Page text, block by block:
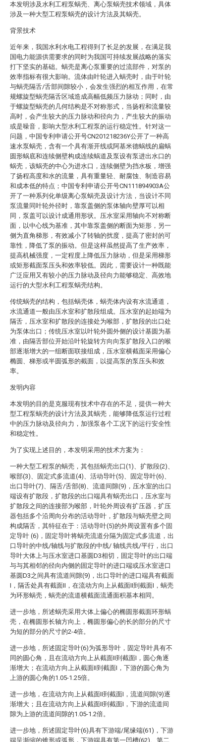
本发明涉及水利工程泵蜗壳、离心泵蜗壳技术领域，具体
涉及一种大型工程泵蜗壳的设计方法及其蜗壳。
背景技术
近年来，我国水利水电工程得到了长足的发展，在满足我
国电力能源供需要求的同时为我国可持续发展战略的落实
打下坚实的基础。蜗壳是离心泵重要的过流部件，对泵的
效率指标有很大影响。流体由叶轮进入蜗壳时，由于叶轮
与蜗壳隔舌/舌部间隙较小，会发生强烈的相互作用，在常
规螺旋型蜗壳隔舌区域造成高幅低频压力脉动；同时，由
于螺旋型蜗壳的几何结构是不对称形式，当扬程和流量较
高时，会产生较大的压力脉动和径向力，产生较大的振动
或是噪音，影响大型水利工程泵的运行稳定性。针对这一
问题，中国专利申请公开号CN201218236Y公开了一种高
速水泵蜗壳，含有一个具有渐开线或阿基米德蜗线的扁蜗
圆形蜗底和连续侧壁构成连续蜗道及泵设有泵进出水口的
蜗壳，该蜗壳的中心为进水口，连续侧壁为挡水板，增强
了扬程高度和水的流量，具有重量轻、耐腐蚀、制造容易
和成本低的特点；中国专利申请公开号CN111894903A公
开了一种系列化单级离心泵蜗壳及设计方法，当设计不同
泵流量同叶轮外径时，靠泵盖侧的泵体轴向壁厚可以相
同，泵盖可以设计成通用形状。压水室采用轴向不对称断
面，以中心线为基准，其中靠泵盖侧的断面为矩形，另一
侧为直角梯形，有效减小了转轴的扰度，提高了密封的可
靠性，降低了泵的振动。但是这样虽然提高了生产效率，
提高机械强度，一定程度上降低压力脉动，但是采用梯形
或矩形截面泵压头和效率较低。因此，需要设计一种既能
广泛应用又有较小的压力脉动及径向力能够稳定、高效地
运行的大型水利工程泵蜗壳结构。
传统蜗壳的结构，包括蜗壳体，蜗壳体内设有水流通道，
水流通道一般由压水室和扩散段组成。压水室的起始端为
隔舌，压水室和扩散段的连接处为喉部，扩散段的出口处
为泵体出口；传统压水室以叶轮外圆外侧的设计基圆为基
准，由隔舌部位开始沿叶轮旋转方向向泵扩散段入口的喉
部逐渐增大的一组断面联接组成，压水室横截面采用偏心
椭圆、梯形或半圆弧形的截面，以提高泵的泵压头和效
率。
发明内容
本发明的目的是克服现有技术中存在的不足，提供一种大
型工程泵蜗壳的设计方法及其蜗壳，能够降低泵运行过程
中的压力脉动及径向力，加强泵各个工况下的运行安全性
和稳定性。
为了实现上述目的，本发明采用的技术方案为：
一种大型工程泵的蜗壳，其包括蜗壳出口(1)、扩散段(2)、
喉部(3)、固定式多流道(4)、活动导叶(5)、固定导叶(6)、
出口导叶(7)、隔舌/舌部(8)、流道间隙(9)，压水室的出口
端设有扩散段，扩散段的出口端具有蜗壳出口，压水室与
扩散段之间的连接部为喉部，叶轮外周设有扩压器，扩压
器包括多个沿周向分布的活动导叶，扩散段与蜗壳壁之间
构成隔舌，其特征在于：活动导叶(5)的外周设置有多个固
定导叶 (6)，固定导叶将蜗壳流道分隔为固定式多流道，出
口导叶的中线/轴线与扩散段的中线/ 轴线共线/平行，出口
导叶大体上与压水室进口基圆D3相切，固定导叶的出口端
与与其相邻的径向内侧的固定导叶的进口端或压水室进口
基圆D3之间具有流道间隙(9)，出口导叶的进口端具有截面
I，隔舌处具有截面II，在流动方向上从截面II到截面I，蜗壳
为环形蜗壳，蜗壳的流道横截面流通面积基本相同。
进一步地，所述蜗壳采用大体上偏心的椭圆形截面环形蜗
壳，在椭圆形长轴方向上，椭圆形偏心的长的部分的尺寸
为短的部分的尺寸的2-4倍。
进一步地，所述固定导叶(6)为弧形导叶，固定导叶具有不
同的圆心角，且在流动方向上从截面II到截面I，圆心角逐
渐增大；在流动方向上从截面II到截面I，下游的圆心角为
上游的圆心角的1.05-1.25倍。
进一步地，在流动方向上从截面II到截面I，流道间隙(9)逐
渐增大；且在流动方向上从截面II到截面I，下游的流道间
隙为上游的流道间隙的1.05-1.2倍。
进一步地，所述固定导叶(6)具有下游端/尾缘端(61)，下游
端呈渐缩的锥形或弧形，下游端具有第一凹槽(62)、第二